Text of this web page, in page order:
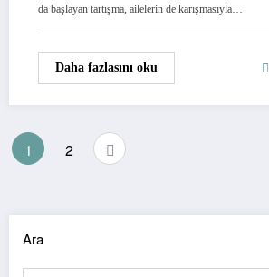
da başlayan tartışma, ailelerin de karışmasıyla…
Daha fazlasını oku
Yazı
1 2
Ara